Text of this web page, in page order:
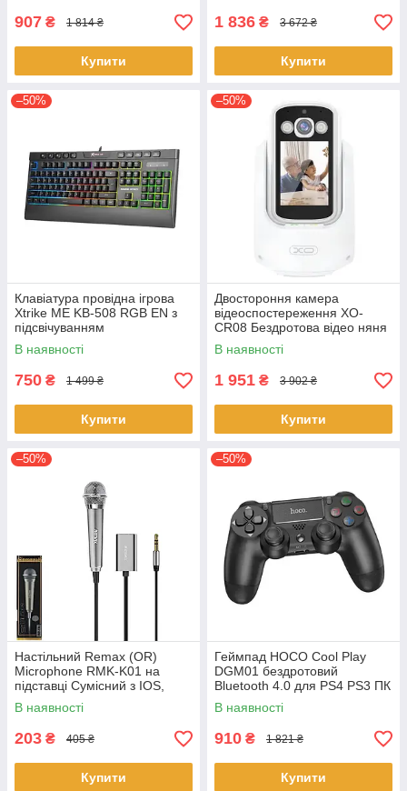
907 ₴ 1 814 ₴
Купити
1 836 ₴ 3 672 ₴
Купити
–50%
Клавіатура провідна ігрова
Xtrike ME KB-508 RGB EN з
підсвічуванням
В наявності
750 ₴ 1 499 ₴
Купити
–50%
Двостороння камера
відеоспостереження XO-
CR08 Бездротова відео няня
з нічним режимом та
мікрофоном
В наявності
1 951 ₴ 3 902 ₴
Купити
–50%
Настільний Remax (OR)
Microphone RMK-K01 на
підставці Сумісний з IOS,
Android, Windows-phones
Сірий
В наявності
203 ₴ 405 ₴
Купити
–50%
Геймпад HOCO Cool Play
DGM01 бездротовий
Bluetooth 4.0 для PS4 PS3 ПК
з вібрацією гіроскопом
сенсорна панель
В наявності
910 ₴ 1 821 ₴
Купити